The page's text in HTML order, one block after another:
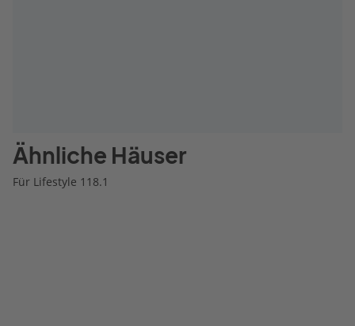
Ähnliche Häuser
Für Lifestyle 118.1